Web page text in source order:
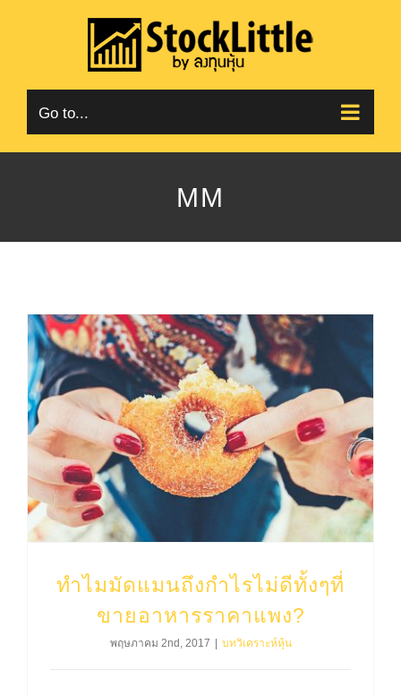
content
Go to...
MM
ทำไมมัดแมนถึงกำไรไม่ดีทั้งๆที่
ขายอาหารราคาแพง?
พฤษภาคม 2nd, 2017 | บทวิเคราะห์หุ้น